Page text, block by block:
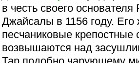
в честь своего основателя
Джайсалы в 1156 году. Его
песчаниковые крепостные
возвышаются над